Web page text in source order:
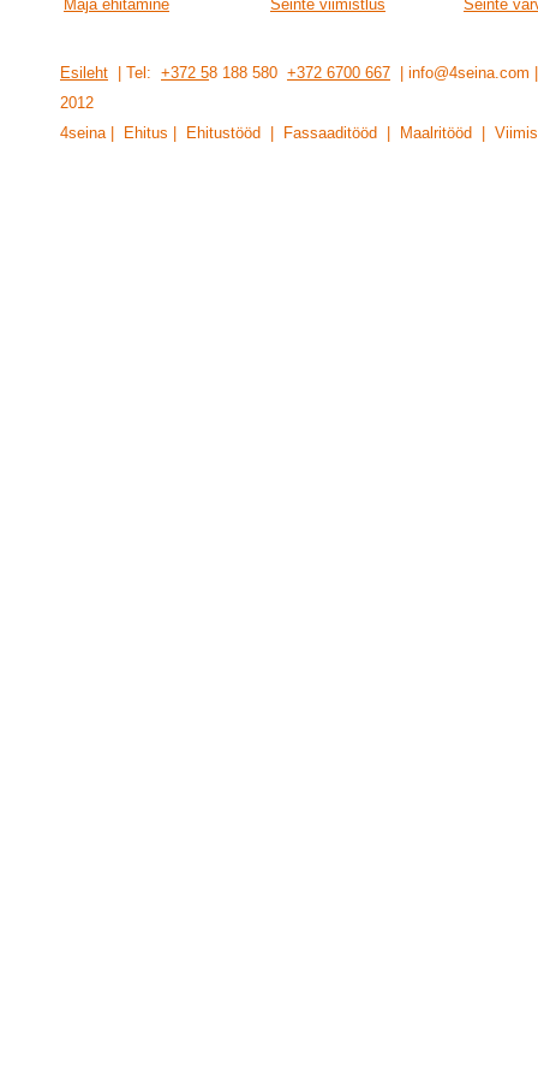
Maja ehitamine Seinte viimistlus Seinte
Esileht | Tel: +372 58 188 580 +372 6700 667 |
201 2
4seina | Ehitus | Ehitustööd | Fassaaditööd | Maalritööd |